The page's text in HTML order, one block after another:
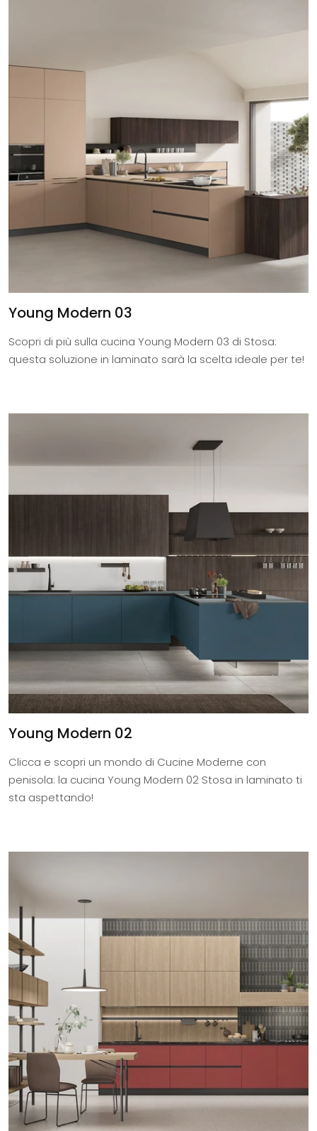
Young Modern 03
Scopri di più sulla cucina Young Modern 03 di Stosa:
questa soluzione in laminato sarà la scelta ideale per te!
Young Modern 02
Clicca e scopri un mondo di Cucine Moderne con
penisola: la cucina Young Modern 02 Stosa in laminato ti
sta aspettando!